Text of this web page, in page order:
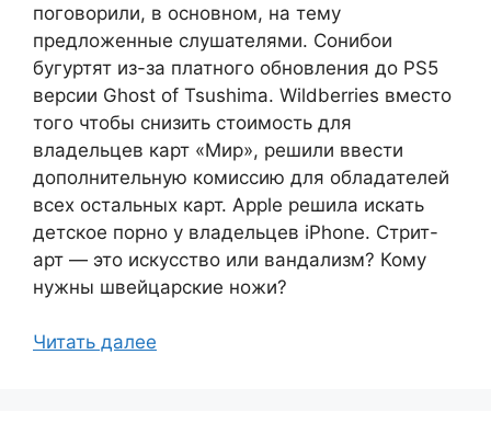
поговорили, в основном, на тему
предложенные слушателями. Сонибои
бугуртят из-за платного обновления до PS5
версии Ghost of Tsushima. Wildberries вместо
того чтобы снизить стоимость для
владельцев карт «Мир», решили ввести
дополнительную комиссию для обладателей
всех остальных карт. Apple решила искать
детское порно у владельцев iPhone. Стрит-
арт — это искусство или вандализм? Кому
нужны швейцарские ножи?
Читать далее